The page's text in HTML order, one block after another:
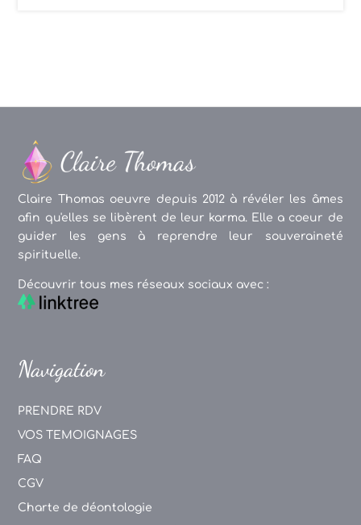
Claire Thomas oeuvre depuis 2012 à révéler les âmes
afin qu'elles se libèrent de leur karma. Elle a coeur de
guider les gens à reprendre leur souveraineté
spirituelle.
Découvrir tous mes réseaux sociaux avec :
Navigation
PRENDRE RDV
VOS TEMOIGNAGES
FAQ
CGV
Charte de déontologie